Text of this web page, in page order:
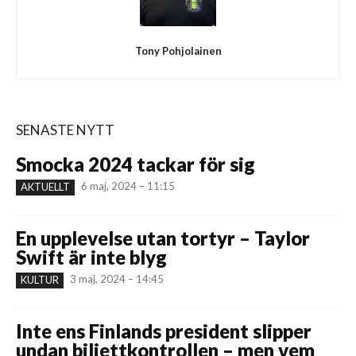
Tony Pohjolainen
SENASTE NYTT
Smocka 2024 tackar för sig
AKTUELLT 6 maj, 2024 – 11:15
En upplevelse utan tortyr – Taylor
Swift är inte blyg
KULTUR 3 maj, 2024 – 14:45
Inte ens Finlands president slipper
undan biljettkontrollen – men vem